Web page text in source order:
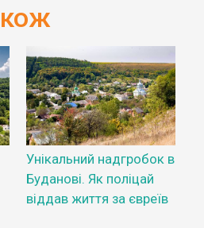
Унікальний надгробок в
Буданові. Як поліцай
віддав життя за євреїв